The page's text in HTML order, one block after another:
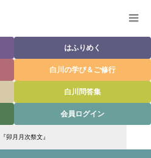
はふりめく
白川の学び＆ご修行
白川問答集
会員ログイン
『卯月月次祭文』